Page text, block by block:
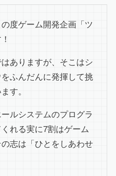
度ゲーム開発企画「ツ
ありますが、そこはシ
ふんだんに発揮して挑
す。
ルシステムのプログラ
れる実に7割はゲーム
志は「ひとをしあわせ